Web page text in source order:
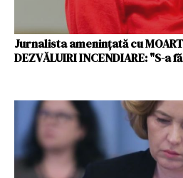
Jurnalista ameninţată cu
DEZVĂLUIRI INCENDIARE: "S-